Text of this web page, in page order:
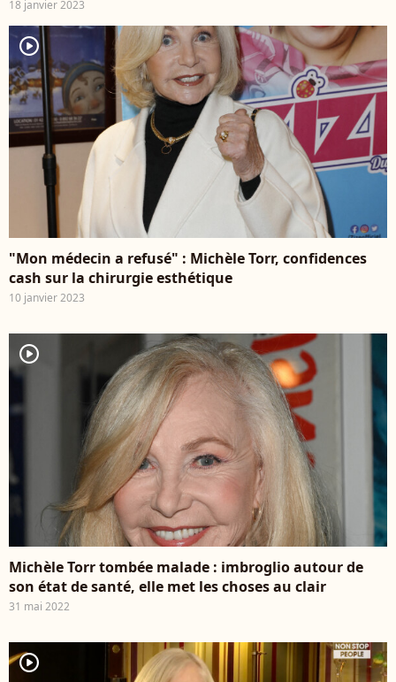
18 janvier 2023
player2
"Mon médecin a refusé" : Michèle Torr, confidences
cash sur la chirurgie esthétique
10 janvier 2023
player2
Michèle Torr tombée malade : imbroglio autour de
son état de santé, elle met les choses au clair
31 mai 2022
player2